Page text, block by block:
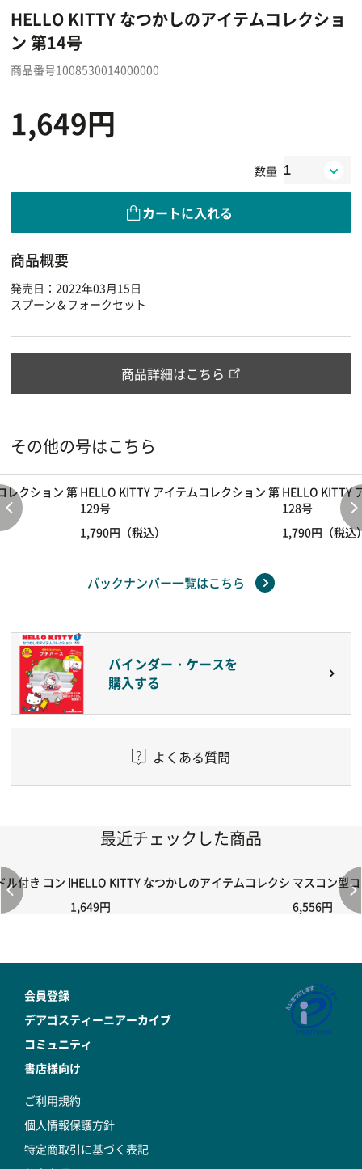
HELLO KITTY なつかしのアイテムコレクショ
ン 第14号
商品番号1008530014000000
1,649円
数量
カートに入れる
商品概要
発売日：2022年03月15日
スプーン＆フォークセット
商品詳細はこちら
その他の号はこちら
レクション 第 HELLO KITTY アイテムコレクション 第
129号
1,790円（税込）
HELLO KITTY
128号
1,790円（税込
バックナンバー一覧はこちら
バインダー・ケースを
購入する
よくある質問
最近チェックした商品
付き コントローラー＆ポイント切り替えスイッチRC-02/C002 /
HELLO KITTY なつかしのアイテムコレクション 第14号
1,649円
マスコン型
6,556円
会員登録
デアゴスティーニアーカイブ
コミュニティ
書店様向け
ご利用規約
個人情報保護方針
特定商取引に基づく表記